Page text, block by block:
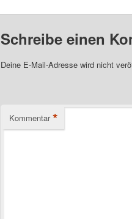
Schreibe einen
Deine E-Mail-Adresse wird nicht
Kommentar *